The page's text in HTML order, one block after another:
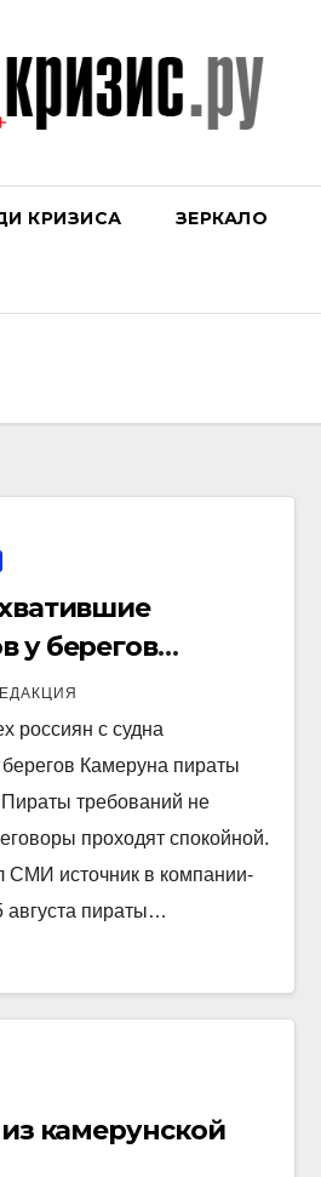
КРИЗИСА ЗЕРКАЛО
у берегов
на связь
россиян с судна
Камеруна пираты
требований не
проходят спокойной.
СМИ источник в компании-
августа пираты…
камерунской